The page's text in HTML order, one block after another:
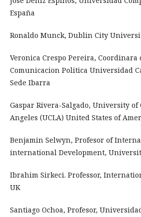
España
Ronaldo Munck, Dublin City
Veronica Crespo Pereira, Coordinara
Comunicacion Politica Universidad
Sede Ibarra
Gaspar Rivera-Salgado, University of
Angeles (UCLA) United States of
Benjamin Selwyn, Profesor of
international Development,
Ibrahim Sirkeci. Professor,
UK
Santiago Ochoa, Profesor,